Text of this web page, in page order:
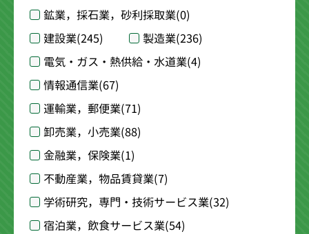
鉱業，採石業，砂利採取業(0)
建設業(245) 製造業(236)
電気・ガス・熱供給・水道業(4)
情報通信業(67)
運輸業，郵便業(71)
卸売業，小売業(88)
金融業，保険業(1)
不動産業，物品賃貸業(7)
学術研究，専門・技術サービス業(32)
宿泊業，飲食サービス業(54)